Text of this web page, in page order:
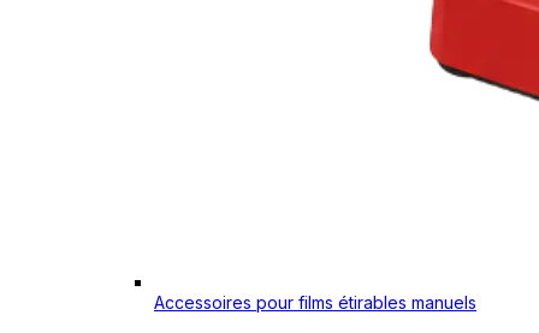
Accessoires pour films étirables manuels